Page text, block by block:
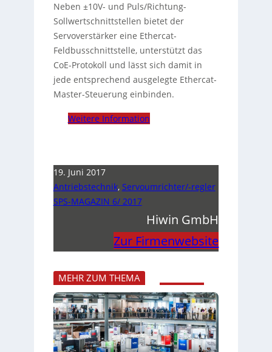
Neben ±10V- und Puls/Richtung-
Sollwertschnittstellen bietet der
Servoverstärker eine Ethercat-
Feldbusschnittstelle, unterstützt das
CoE-Protokoll und lässt sich damit in
jede entsprechend ausgelegte Ethercat-
Master-Steuerung einbinden.
Weitere Information
19. Juni 2017
Antriebstechnik, Servoumrichter/-regler
SPS-MAGAZIN 6/ 2017
Hiwin GmbH
Zur Firmenwebsite
MEHR ZUM THEMA